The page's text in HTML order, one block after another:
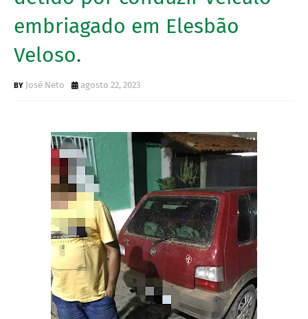
embriagado em Elesbão
Veloso.
José Neto agosto 22, 2023